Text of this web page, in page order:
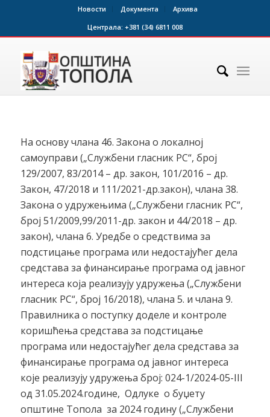
Новости Документа
Архива
Централа: +381 (34) 6811 008
На основу члана 46. Закона о локалној
самоуправи („Службени гласник РС“, број
129/2007, 83/2014 – др. закон, 101/2016 – др.
Закон, 47/2018 и 111/2021-др.закон), члана 38.
Закона о удружењима („Службени гласник РС“,
број 51/2009,99/2011-др. закон и 44/2018 – др.
закон), члана 6. Уредбе о средствима за
подстицање програма или недостајућег дела
средстава за финансирање програма од јавног
интереса која реализују удружења („Службени
гласник РС“, број 16/2018), члана 5. и члана 9.
Правилника о поступку доделе и контроле
коришћења средстава за подстицање
програма или недостајућег дела средстава за
финансирање програма од јавног интереса
које реализују удружења број: 024-1/2024-05-III
од 31.05.2024.године, Одлуке о буџету
општине Топола за 2024 годину („Службени